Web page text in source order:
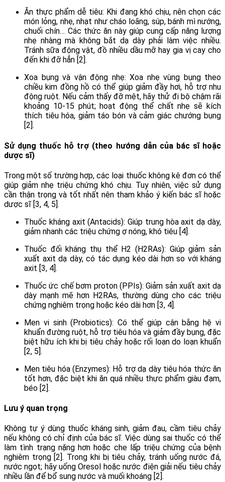
Ăn thực phẩm dễ tiêu: Khi đang khó chịu, nên chọn các
món lỏng, nhẹ, nhạt như cháo loãng, súp, bánh mì nướng,
chuối chín… Các thức ăn này giúp cung cấp năng lượng
nhẹ nhàng mà không bắt dạ dày phải làm việc nhiều.
Tránh sữa động vật, đồ nhiều dầu mỡ hay gia vị cay cho
đến khi đỡ hẳn [2].
Xoa bụng và vận động nhẹ: Xoa nhẹ vùng bụng theo
chiều kim đồng hồ có thể giúp giảm đầy hơi, hỗ trợ nhu
động ruột. Nếu cảm thấy đỡ mệt, hãy thử đi bộ chậm rãi
khoảng 10-15 phút; hoạt động thể chất nhẹ sẽ kích
thích tiêu hóa, giảm táo bón và cảm giác chướng bụng
[2].
Sử dụng thuốc hỗ trợ (theo hướng dẫn của bác sĩ hoặc
dược sĩ)
Trong một số trường hợp, các loại thuốc không kê đơn có thể
giúp giảm nhẹ triệu chứng khó chịu. Tuy nhiên, việc sử dụng
cần thận trọng và tốt nhất nên tham khảo ý kiến bác sĩ hoặc
dược sĩ [3, 4, 5].
Thuốc kháng axit (Antacids): Giúp trung hòa axit dạ dày,
giảm nhanh các triệu chứng ợ nóng, khó tiêu [4].
Thuốc đối kháng thụ thể H2 (H2RAs): Giúp giảm sản
xuất axit dạ dày, có tác dụng kéo dài hơn so với kháng
axit [3, 4].
Thuốc ức chế bơm proton (PPIs): Giảm sản xuất axit dạ
dày mạnh mẽ hơn H2RAs, thường dùng cho các triệu
chứng nghiêm trọng hoặc kéo dài hơn [3, 4].
Men vi sinh (Probiotics): Có thể giúp cân bằng hệ vi
khuẩn đường ruột, hỗ trợ tiêu hóa và giảm đầy bụng, đặc
biệt hữu ích khi bị tiêu chảy hoặc rối loạn do loạn khuẩn
[2, 5].
Men tiêu hóa (Enzymes): Hỗ trợ dạ dày tiêu hóa thức ăn
tốt hơn, đặc biệt khi ăn quá nhiều thực phẩm giàu đạm,
béo [2].
Lưu ý quan trọng
Không tự ý dùng thuốc kháng sinh, giảm đau, cầm tiêu chảy
nếu không có chỉ định của bác sĩ. Việc dùng sai thuốc có thể
làm tình trạng nặng hơn hoặc che lấp triệu chứng của bệnh
nghiêm trọng [2]. Trong khi bị tiêu chảy, tránh uống nước đá,
nước ngọt; hãy uống Oresol hoặc nước điện giải nếu tiêu chảy
nhiều lần để bổ sung nước và muối khoáng [2].